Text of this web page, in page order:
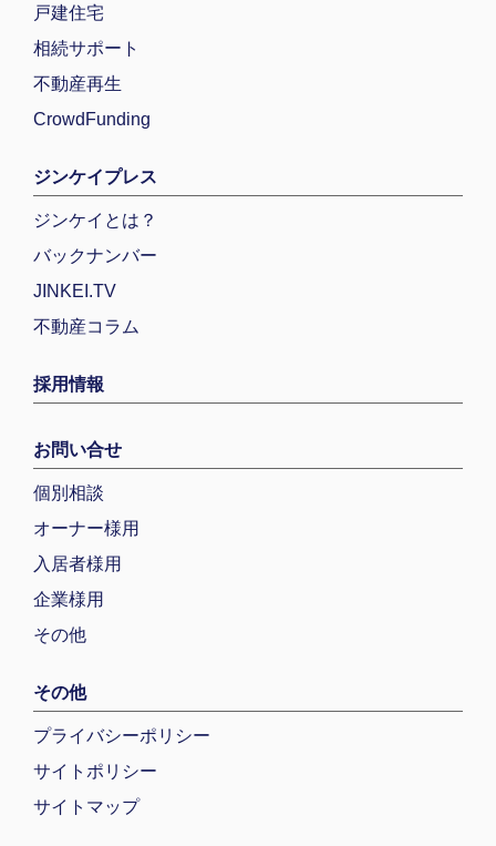
戸建住宅
相続サポート
不動産再生
CrowdFunding
ジンケイプレス
ジンケイとは？
バックナンバー
JINKEI.TV
不動産コラム
採用情報
お問い合せ
個別相談
オーナー様用
入居者様用
企業様用
その他
その他
プライバシーポリシー
サイトポリシー
サイトマップ